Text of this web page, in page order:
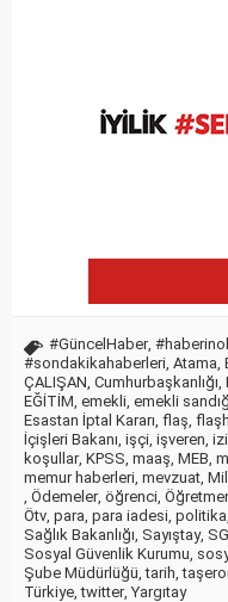
#GüncelHaber,
#sondakikahaberleri Atama
ÇALIŞAN Cumhurbaşkanlığı
EĞİTİM emekli emekli
Esastan İptal Kararı flaş
İçişleri Bakanı işçi işveren
koşullar, KPSS maaş MEB
memur haberleri mevzuat
Ödemeler, öğrenci
Ötv para para iadesi politika
Sağlık Bakanlığı Sayıştay,
Sosyal Güvenlik Kurumu
Şube Müdürlüğü ,tarih ,
Türkiye ,twitter, Yargıtay